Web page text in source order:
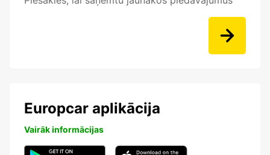
Europcar aplikācija
Vairāk informācijas